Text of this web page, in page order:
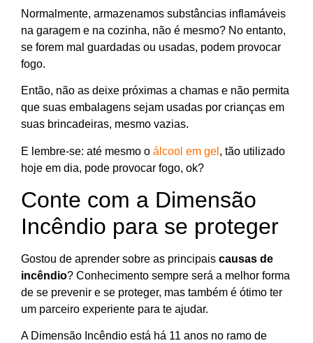
Normalmente, armazenamos substâncias inflamáveis
na garagem e na cozinha, não é mesmo? No entanto,
se forem mal guardadas ou usadas, podem provocar
fogo.
Então, não as deixe próximas a chamas e não permita
que suas embalagens sejam usadas por crianças em
suas brincadeiras, mesmo vazias.
E lembre-se: até mesmo o álcool em gel , tão utilizado
hoje em dia, pode provocar fogo, ok?
Conte com a Dimensão
Incêndio para se proteger
Gostou de aprender sobre as principais causas de
incêndio? Conhecimento sempre será a melhor forma
de se prevenir e se proteger, mas também é ótimo ter
um parceiro experiente para te ajudar.
A Dimensão Incêndio está há 11 anos no ramo de